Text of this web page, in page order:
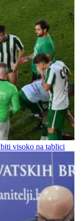
visoko na tablici